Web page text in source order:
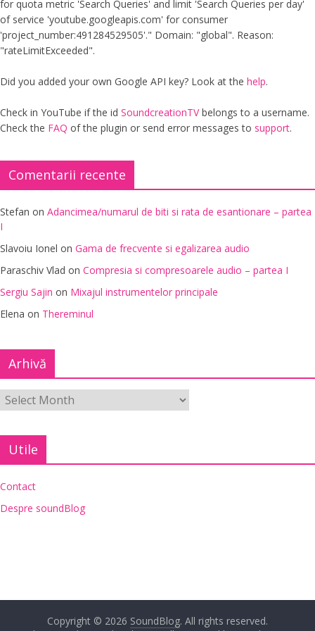
for quota metric 'Search Queries' and limit 'Search Queries per day'
of service 'youtube.googleapis.com' for consumer
'project_number:491284529505'." Domain: "global". Reason:
"rateLimitExceeded".
Did you added your own Google API key? Look at the help.
Check in YouTube if the id SoundcreationTVbelongs to a username.
Check the FAQ of the plugin or send error messages to support.
Comentarii recente
Stefan on Adancimea/numarul de biti si rata de esantionare – partea
I
Slavoiu Ionel on Gama de frecvente si egalizarea audio
Paraschiv Vlad on Compresia si compresoarele audio – partea I
Sergiu Sajin on Mixajul instrumentelor principale
Elena on Thereminul
Arhivă
Utile
Contact
Despre soundBlog
Copyright © 2026 SoundBlog. All rights reserved.